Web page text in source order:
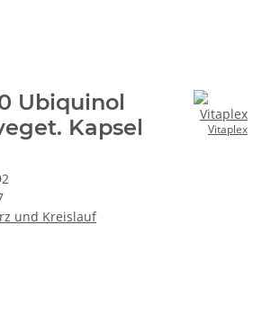
Vitaplex
Ubiquinol
Kapsel
und Kreislauf